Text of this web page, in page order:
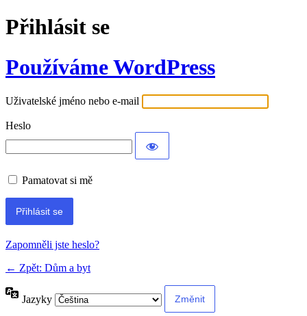
Přihlásit se
Používáme WordPress
Uživatelské jméno nebo e-mail
Heslo
Pamatovat si mě
Alternative:
Zapomněli jste heslo?
← Zpět: Dům a byt
Jazyky